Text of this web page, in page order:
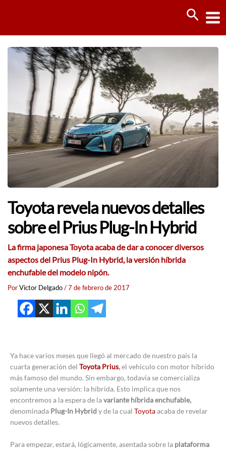
Toyota revela nuevos detalles
sobre el Prius Plug-In Hybrid
La firma japonesa Toyota acaba de dar a conocer diversos
aspectos del Prius Plug-In Hybrid, la versión híbrida
enchufable del modelo nipón.
PorVictor Delgado/7 de febrero de 2017
Ya hace varios meses que llegó al mercado de nuestro país la
cuarta generación del Toyota Prius,el vehículo con motor híbrido
más famoso del mundo. Sin embargo, todavía se comercializa
solamente una versión: la híbrida. Esto implica que nos
encontremos a la espera de lavariante híbrida enchufable,
denominada Plug-In Hybridy de la cual Toyotaacaba de revelar
nuevos detalles.
Para empezar, estará, lógicamente, asentada sobre la plataforma